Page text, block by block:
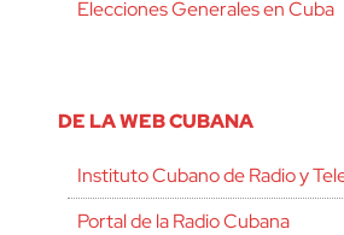
Elecciones Generales en Cuba
DE LA WEB CUBANA
Instituto Cubano de Radio y
Portal de la Radio Cubana